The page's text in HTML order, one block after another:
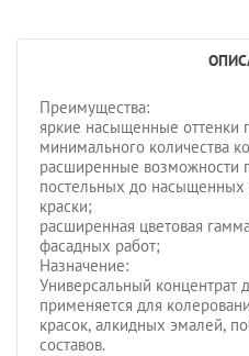
Преимущества:
яркие насыщенные оттенки
минимального количества
расширенные возможности
постельных до
краски;
расширенная цветовая
фасадных работ;
Назначение:
Универсальный концентрат
применяется для
красок, алкидных эмалей,
составов.